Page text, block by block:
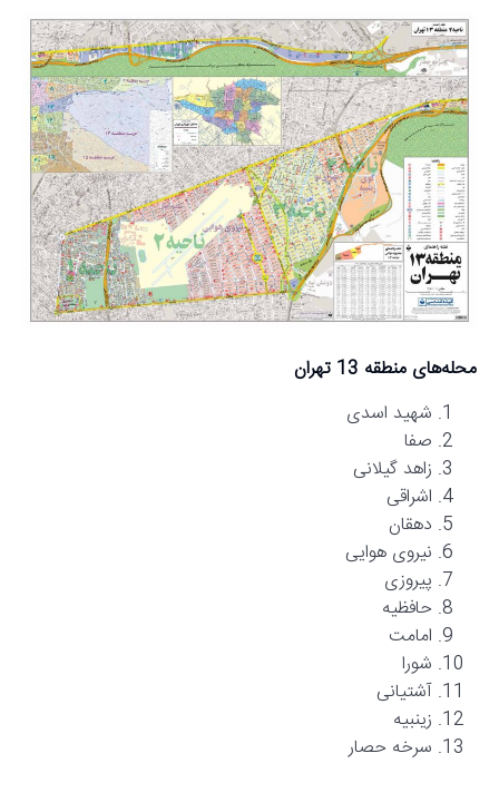
محله‌های منطقه 13 تهران
شهید اسدی
صفا
زاهد گیلانی
اشراقی
دهقان
نیروی هوایی
پیروزی
حافظیه
امامت
شورا
آشتیانی
زینبیه
سرخه حصار